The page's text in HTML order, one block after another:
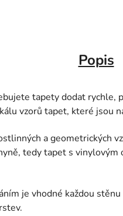
Popis
tapety dodat rychle,
vzorů tapet, které jsou
a geometrických
tedy tapet s
je vhodné každou